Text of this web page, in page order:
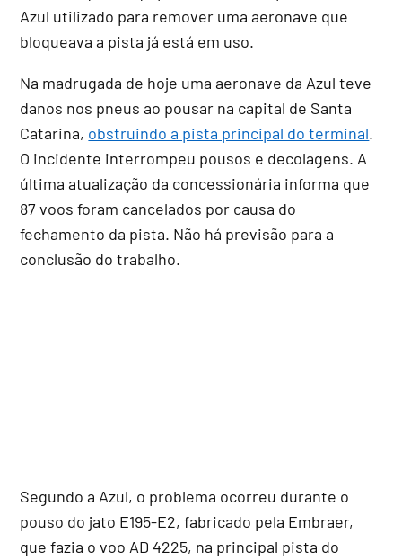
Azul utilizado para remover uma aeronave que
bloqueava a pista já está em uso.
Na madrugada de hoje uma aeronave da Azul teve
danos nos pneus ao pousar na capital de Santa
Catarina, obstruindo a pista principal do terminal.
O incidente interrompeu pousos e decolagens. A
última atualização da concessionária informa que
87 voos foram cancelados por causa do
fechamento da pista. Não há previsão para a
conclusão do trabalho.
Segundo a Azul, o problema ocorreu durante o
pouso do jato E195-E2, fabricado pela Embraer,
que fazia o voo AD 4225, na principal pista do